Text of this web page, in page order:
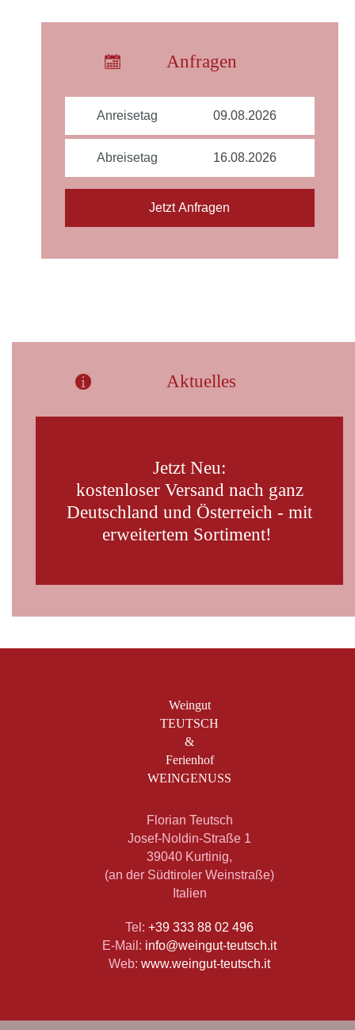
Anfragen
Anreisetag
Abreisetag
Aktuelles
Jetzt Neu:
kostenloser Versand nach ganz
Deutschland und Österreich - mit
erweitertem Sortiment!
Weingut
TEUTSCH
&
Ferienhof
WEINGENUSS
Florian Teutsch
Josef-Noldin-Straße 1
39040 Kurtinig,
(an der Südtiroler Weinstraße)
Italien
Tel: +39 333 88 02 496
E-Mail: info@weingut-teutsch.it
Web: www.weingut-teutsch.it